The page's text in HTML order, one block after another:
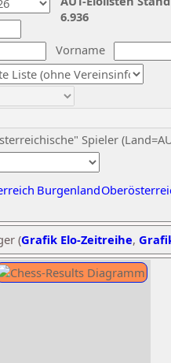
Vorname
Spieler
Burgenland
6.936
(Grafik Elo-Zeitreihe,